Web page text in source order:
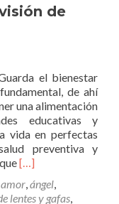
de
el bienestar
de ahí
una alimentación
educativas y
vida en perfectas
preventiva y
Read
about
[…]
amor ángel
lentes y gafas